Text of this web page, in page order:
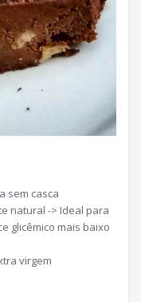
sem casca
natural -> Ideal para
glicêmico mais baixo
virgem